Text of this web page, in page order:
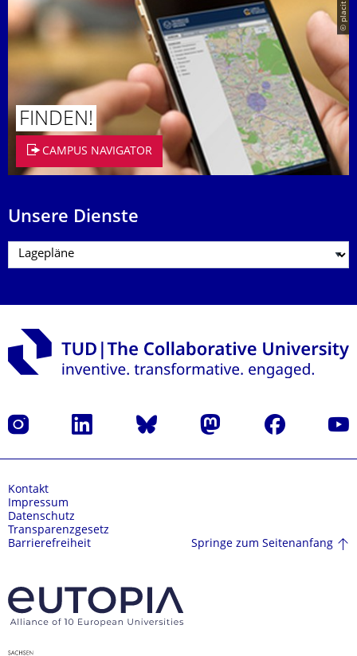
© placit
FINDEN!
CAMPUS NAVIGATOR
Unsere Dienste
Instagram LinkedIn Bluesky Mastodon Facebook
Kontakt
Impressum
Datenschutz
Transparenzgesetz
Barrierefreiheit
Springe zum Seitenanfang